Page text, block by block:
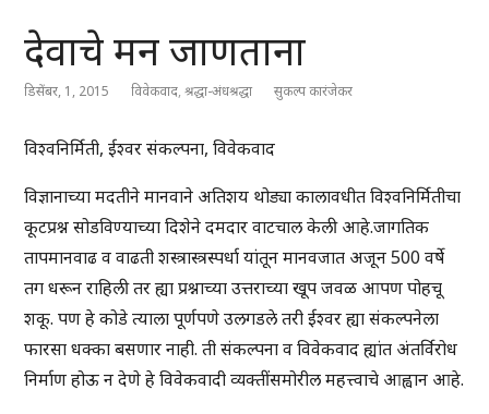
देवाचे मन जाणताना
डिसेंबर, 1, 2015 विवेकवाद,श्रद्धा-अंधश्रद्धा सुकल्प कारंजेकर
विश्वनिर्मिती, ईश्वर संकल्पना, विवेकवाद
विज्ञानाच्या मदतीने मानवाने अतिशय थोड्या कालावधीत विश्वनिर्मितीचा
कूटप्रश्न सोडविण्याच्या दिशेने दमदार वाटचाल केली आहे.जागतिक
तापमानवाढ व वाढती शस्त्रास्त्रस्पर्धा यांतून मानवजात अजून 500 वर्षे
तग धरून राहिली तर ह्या प्रश्नाच्या उत्तराच्या खूप जवळ आपण पोहचू
शकू. पण हे कोडे त्याला पूर्णपणे उलगडले तरी ईश्वर ह्या संकल्पनेला
फारसा धक्का बसणार नाही. ती संकल्पना व विवेकवाद ह्यांत अंतर्विरोध
निर्माण होऊ न देणे हे विवेकवादी व्यक्तींसमोरील महत्त्वाचे आह्वान आहे.